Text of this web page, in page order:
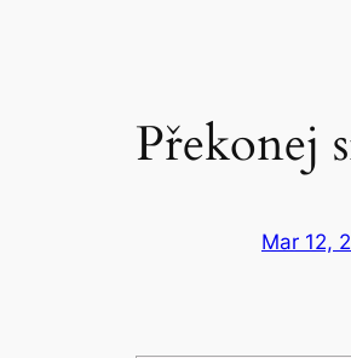
Překonej
Mar 12,